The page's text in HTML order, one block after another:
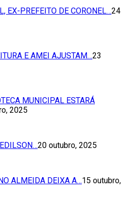
EX-PREFEITO DE CORONEL…24
E AMEI AJUSTAM…23
MUNICIPAL ESTARÁ
2025
20 outubro, 2025
ALMEIDA DEIXA A…15 outubro,